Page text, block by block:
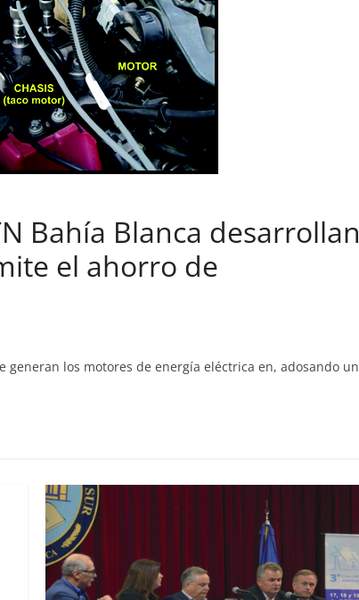
Bahía Blanca desarrollan
el ahorro de
los motores de energía eléctrica en, adosando un